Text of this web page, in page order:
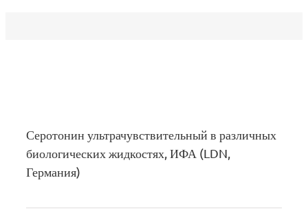
Серотонин ультрачувствительный в различных
биологических жидкостях, ИФА (LDN,
Германия)